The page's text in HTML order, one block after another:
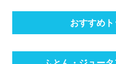
おすすめ